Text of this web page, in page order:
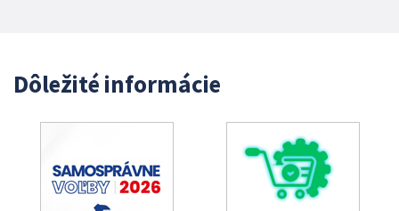
Dôležité informácie